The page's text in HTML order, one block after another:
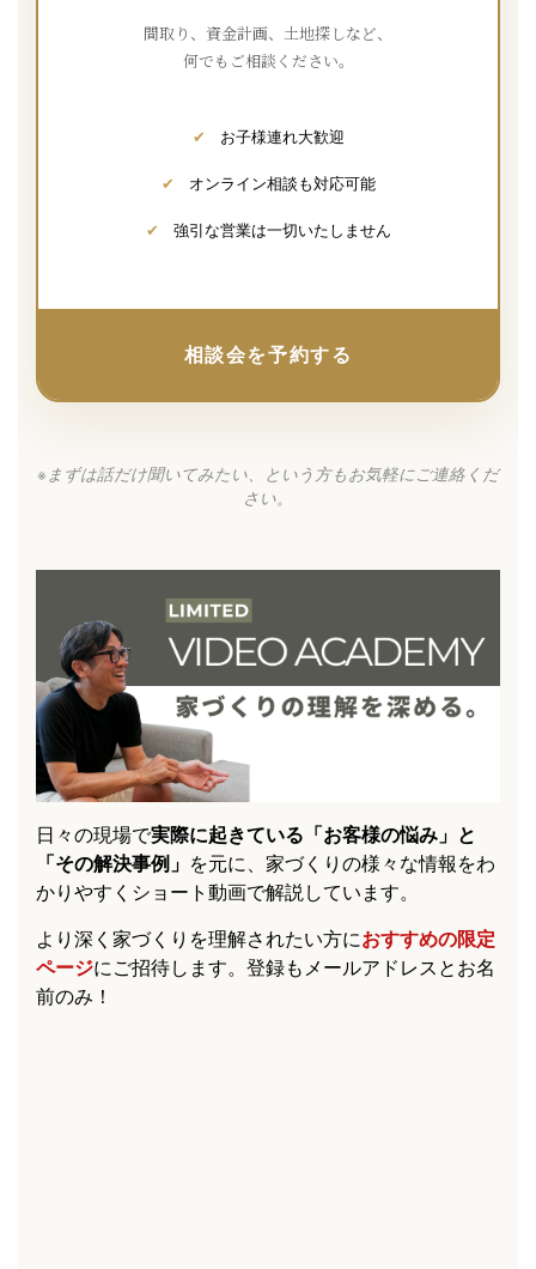
間取り、資金計画、土地探しなど、
何でもご相談ください。
✔ お子様連れ大歓迎
✔ オンライン相談も対応可能
✔ 強引な営業は一切いたしません
相談会を予約する
※まずは話だけ聞いてみたい、という方もお気軽にご連絡くだ
さい。
日々の現場で実際に起きている「お客様の悩み」と
「その解決事例」 を元に、家づくりの様々な情報をわ
かりやすくショート動画で解説しています。
より深く家づくりを理解されたい方におすすめの限定
ページにご招待します。登録もメールアドレスとお名
前のみ！